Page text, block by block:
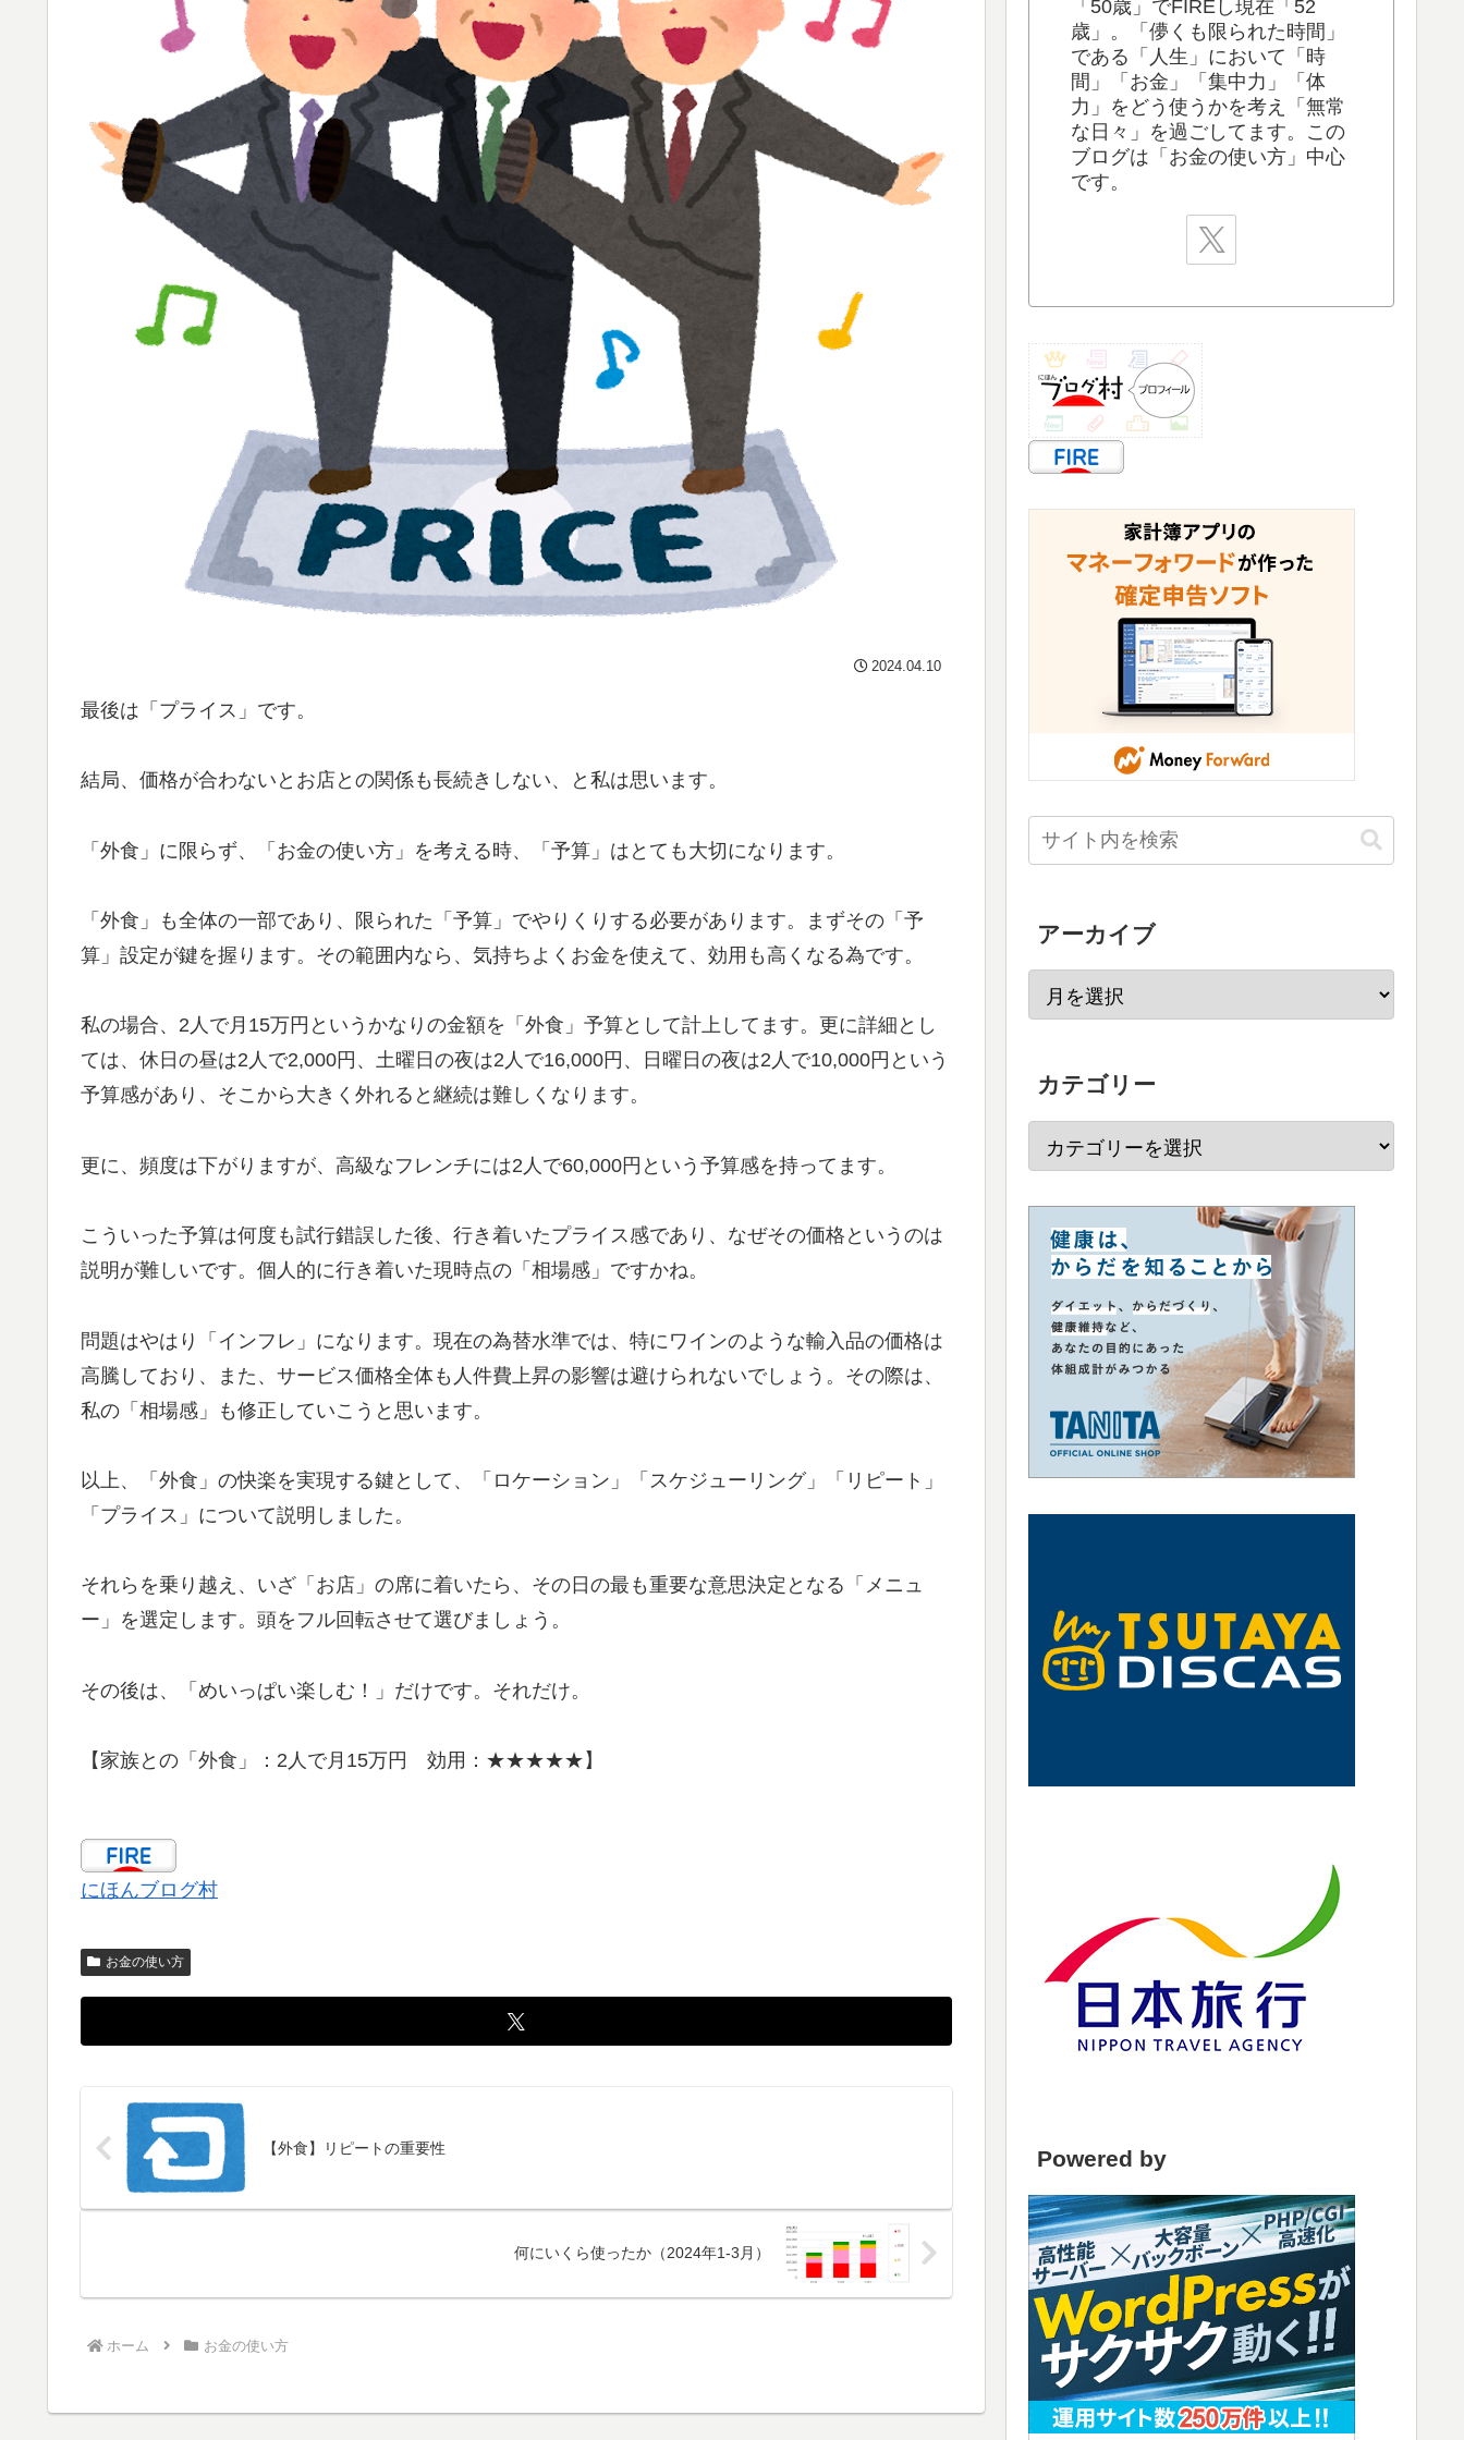
2024.04.10
最後は「プライス」です。
結局、価格が合わないとお店との関係も長続きしない、と私は思います。
「外食」に限らず、「お金の使い方」を考える時、「予算」はとても大切になります。
「外食」も全体の一部であり、限られた「予算」でやりくりする必要があります。まずその「予
算」設定が鍵を握ります。その範囲内なら、気持ちよくお金を使えて、効用も高くなる為です。
私の場合、2人で月15万円というかなりの金額を「外食」予算として計上してます。更に詳細とし
ては、休日の昼は2人で2,000円、土曜日の夜は2人で16,000円、日曜日の夜は2人で10,000円という
予算感があり、そこから大きく外れると継続は難しくなります。
更に、頻度は下がりますが、高級なフレンチには2人で60,000円という予算感を持ってます。
こういった予算は何度も試行錯誤した後、行き着いたプライス感であり、なぜその価格というのは
説明が難しいです。個人的に行き着いた現時点の「相場感」ですかね。
問題はやはり「インフレ」になります。現在の為替水準では、特にワインのような輸入品の価格は
高騰しており、また、サービス価格全体も人件費上昇の影響は避けられないでしょう。その際は、
私の「相場感」も修正していこうと思います。
以上、「外食」の快楽を実現する鍵として、「ロケーション」「スケジューリング」「リピート」
「プライス」について説明しました。
それらを乗り越え、いざ「お店」の席に着いたら、その日の最も重要な意思決定となる「メニュ
ー」を選定します。頭をフル回転させて選びましょう。
その後は、「めいっぱい楽しむ！」だけです。それだけ。
【家族との「外食」：2人で月15万円 効用：★★★★★】
にほんブログ村
お金の使い方
【外食】リピートの重要性
何にいくら使ったか（2024年1-3月）
ホーム お金の使い方
「50歳」でFIREし現在「52
歳」。「儚くも限られた時間」
である「人生」において「時
間」「お金」「集中力」「体
力」をどう使うかを考え「無常
な日々」を過ごしてます。この
ブログは「お金の使い方」中心
です。
アーカイブ
カテゴリー
Powered by